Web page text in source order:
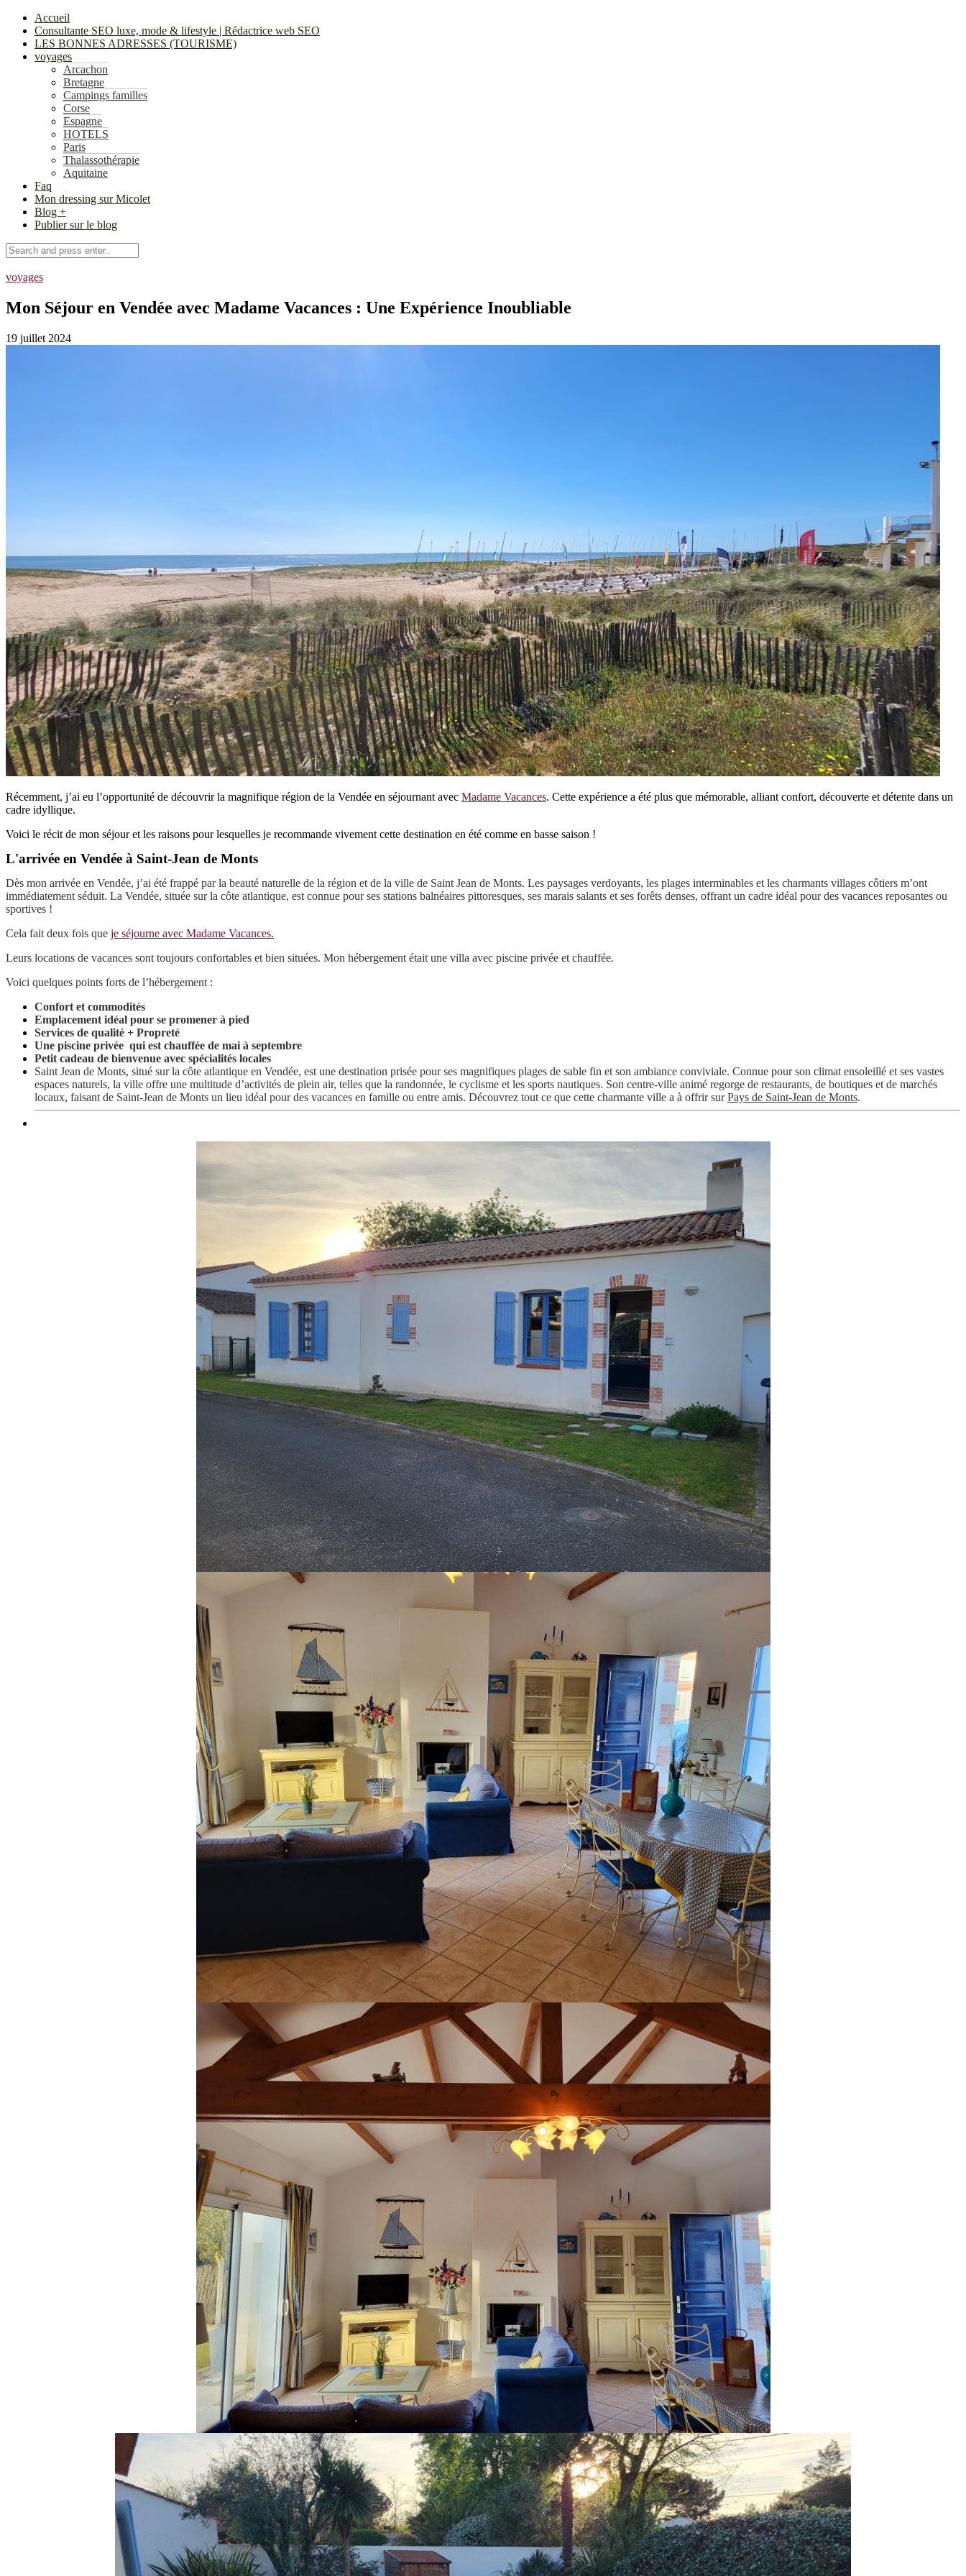
Accueil
Consultante SEO luxe, mode & lifestyle | Rédactrice web SEO
LES BONNES ADRESSES (TOURISME)
voyages
Arcachon
Bretagne
Campings familles
Corse
Espagne
HOTELS
Paris
Thalassothérapie
Aquitaine
Faq
Mon dressing sur Micolet
Blog +
Publier sur le blog
voyages
Mon Séjour en Vendée avec Madame Vacances : Une Expérience Inoubliable
19 juillet 2024
Récemment, j’ai eu l’opportunité de découvrir la magnifique région de la Vendée en séjournant avec Madame Vacances. Cette expérience a été plus que mémorable, alliant confort, découverte et détente dans un
cadre idyllique.
Voici le récit de mon séjour et les raisons pour lesquelles je recommande vivement cette destination en été comme en basse saison !
L'arrivée en Vendée à Saint-Jean de Monts
Dès mon arrivée en Vendée, j’ai été frappé par la beauté naturelle de la région et de la ville de Saint Jean de Monts. Les paysages verdoyants, les plages interminables et les charmants villages côtiers m’ont
immédiatement séduit. La Vendée, située sur la côte atlantique, est connue pour ses stations balnéaires pittoresques, ses marais salants et ses forêts denses, offrant un cadre idéal pour des vacances reposantes ou
sportives !
Cela fait deux fois que je séjourne avec Madame Vacances.
Leurs locations de vacances sont toujours confortables et bien situées. Mon hébergement était une villa avec piscine privée et chauffée.
Voici quelques points forts de l’hébergement :
Confort et commodités
Emplacement idéal pour se promener à pied
Services de qualité + Propreté
Une piscine privée qui est chauffée de mai à septembre
Petit cadeau de bienvenue avec spécialités locales
Saint Jean de Monts, situé sur la côte atlantique en Vendée, est une destination prisée pour ses magnifiques plages de sable fin et son ambiance conviviale. Connue pour son climat ensoleillé et ses vastes
espaces naturels, la ville offre une multitude d’activités de plein air, telles que la randonnée, le cyclisme et les sports nautiques. Son centre-ville animé regorge de restaurants, de boutiques et de marchés
locaux, faisant de Saint-Jean de Monts un lieu idéal pour des vacances en famille ou entre amis. Découvrez tout ce que cette charmante ville a à offrir surPays de Saint-Jean de Monts.